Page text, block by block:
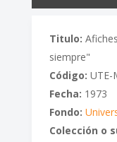
Titulo:
siempre"
Código: UTE-
Fecha: 1973
Fondo:
Colección o